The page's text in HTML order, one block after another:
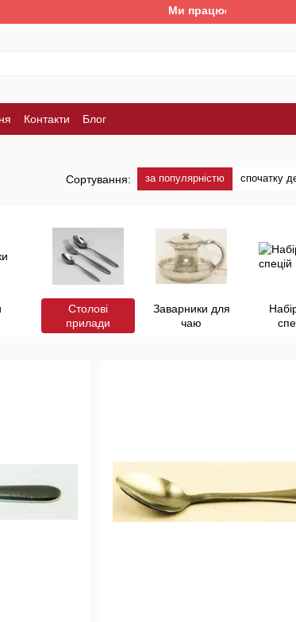
Ми працюємо. Все буде
Контакти Блог
Сортування: за популярністю спочатку
Столові
прилади
Заварники для
чаю